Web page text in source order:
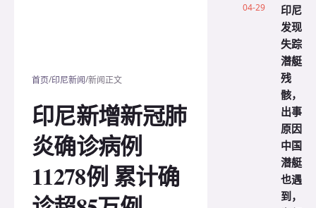
首页/印尼新闻/新闻正文
印尼新增新冠肺
炎确诊病例
11278例 累计确
04-29
印尼
发现
失踪
潜艇
残
骸，
出事
原因
中国
潜艇
也遇
到，